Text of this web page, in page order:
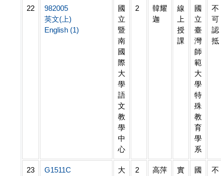
22
982005
英文(上)
English (1)
國
立
暨
南
國
際
大
學
語
文
教
學
中
心
2
韓耀
迦
線
上
授
課
國
立
臺
灣
師
範
大
學
特
殊
教
育
學
系
不
可
認
抵
23
G1511C
大
2
高萍
實
國
不